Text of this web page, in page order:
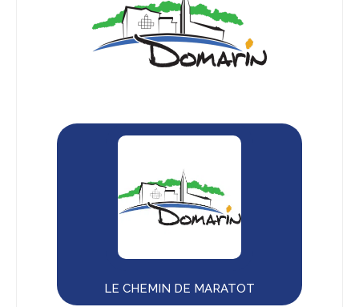
LE CHEMIN DE MARATOT